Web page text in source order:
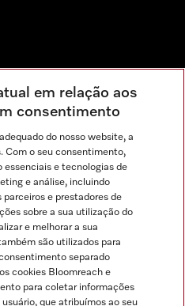
em relação aos
consentimento
do nosso website, a
Com o seu consentimento,
e tecnologias de
e análise, incluindo
parceiros e prestadores de
sobre a sua utilização do
e melhorar a sua
são utilizados para
separado
cookies Bloomreach e
para coletar informações
que atribuímos ao seu